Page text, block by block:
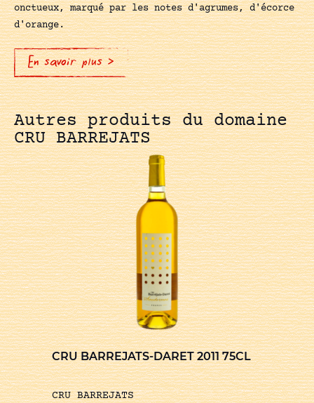
onctueux, marqué par les notes d'agrumes, d'écorce
d'orange.
En savoir plus >
Autres produits du domaine
CRU BARREJATS
CRU BARREJATS-DARET 2011 75CL
CRU BARREJATS